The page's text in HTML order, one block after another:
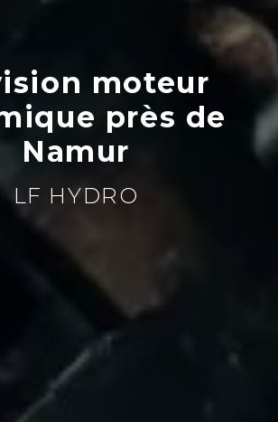
moteur
près de
Namur
LF HYDRO